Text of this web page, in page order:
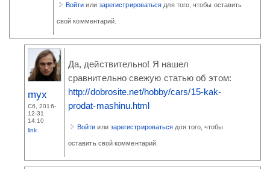
Войти или зарегистрироваться для того, чтобы оставить
свой комментарий.
myx
Сб, 2016-
12-31
14:10
link
Да, действительно! Я нашел
сравнительно свежую статью об этом:
http://dobrosite.net/hobby/cars/15-kak-
prodat-mashinu.html
Войти или зарегистрироваться для того, чтобы
оставить свой комментарий.